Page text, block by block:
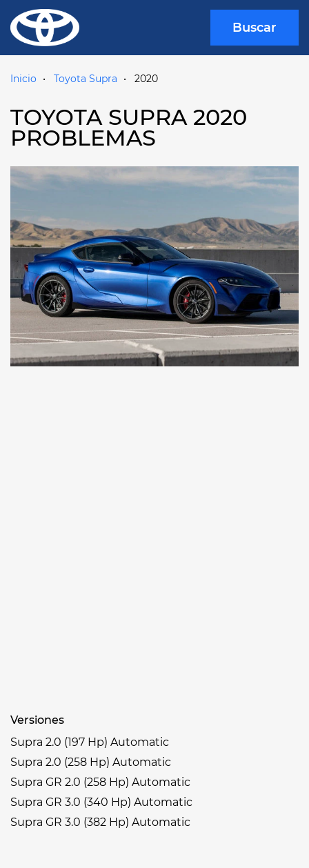
Buscar
Inicio Toyota Supra 2020
TOYOTA SUPRA 2020
PROBLEMAS
Versiones
Supra 2.0 (197 Hp) Automatic
Supra 2.0 (258 Hp) Automatic
Supra GR 2.0 (258 Hp) Automatic
Supra GR 3.0 (340 Hp) Automatic
Supra GR 3.0 (382 Hp) Automatic